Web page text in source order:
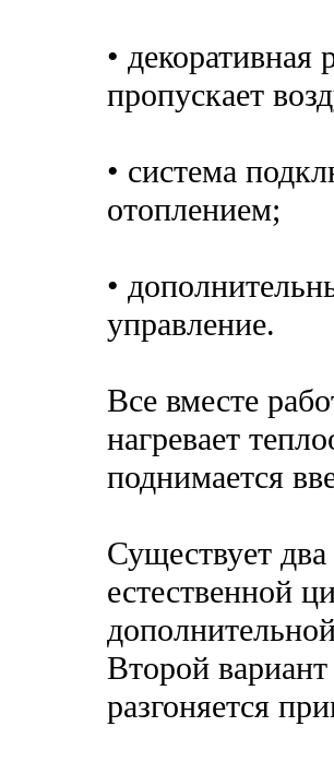
•
пропускает
• система
отоплением;
•
управление.
Все вместе
нагревает
поднимается
Существует
естественной
Второй
разгоняется